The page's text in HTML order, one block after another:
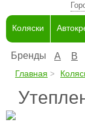
Коляски
Бренды A B
Главная